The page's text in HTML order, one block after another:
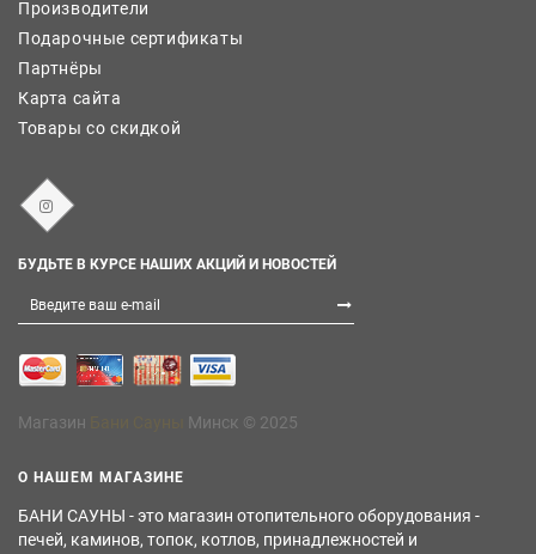
Производители
Подарочные сертификаты
Партнёры
Карта сайта
Товары со скидкой
БУДЬТЕ В КУРСЕ НАШИХ АКЦИЙ И НОВОСТЕЙ
Магазин Минск © 2025
О НАШЕМ МАГАЗИНЕ
БАНИ САУНЫ - это магазин отопительного оборудования -
печей, каминов, топок, котлов, принадлежностей и